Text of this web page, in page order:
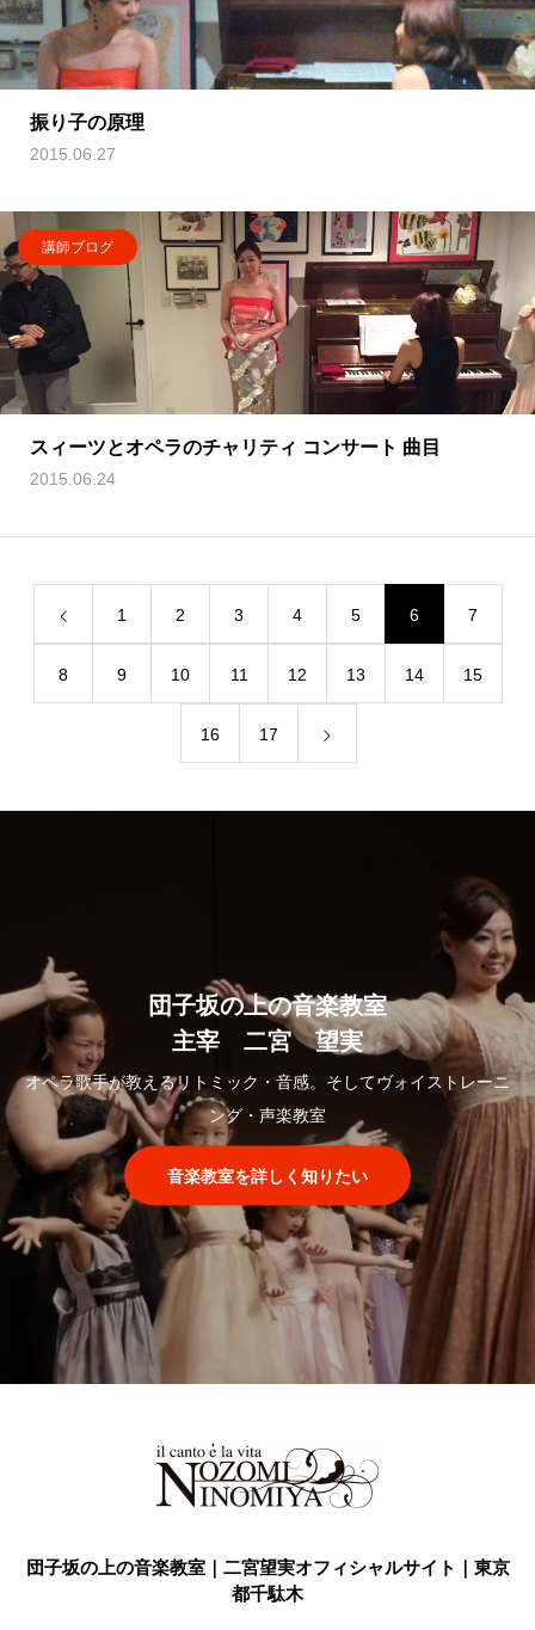
振り子の原理
2015.06.27
講師ブログ
スィーツとオペラのチャリティ コンサート 曲目
2015.06.24
1 2 3 4 5 6 7
8 9 10 11 12 13 14 15
16 17
団子坂の上の音楽教室
主宰 二宮 望実
オペラ歌手が教えるリトミック・音感。そしてヴォイストレーニ
ング・声楽教室
音楽教室を詳しく知りたい
団子坂の上の音楽教室｜二宮望実オフィシャルサイト｜東京
都千駄木